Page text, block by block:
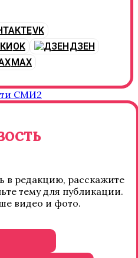
VK
OK
ДЗЕН
MAX
СМИ2
в редакцию, расскажите
тему для публикации.
видео и фото.